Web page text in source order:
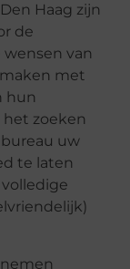
Haag zijn
de
van
met
hun
zoeken
uw
te laten